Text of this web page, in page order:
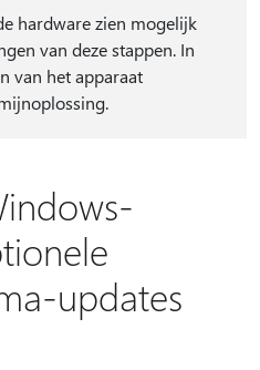
hardware zien mogelijk
van deze stappen. In
van het apparaat
updates